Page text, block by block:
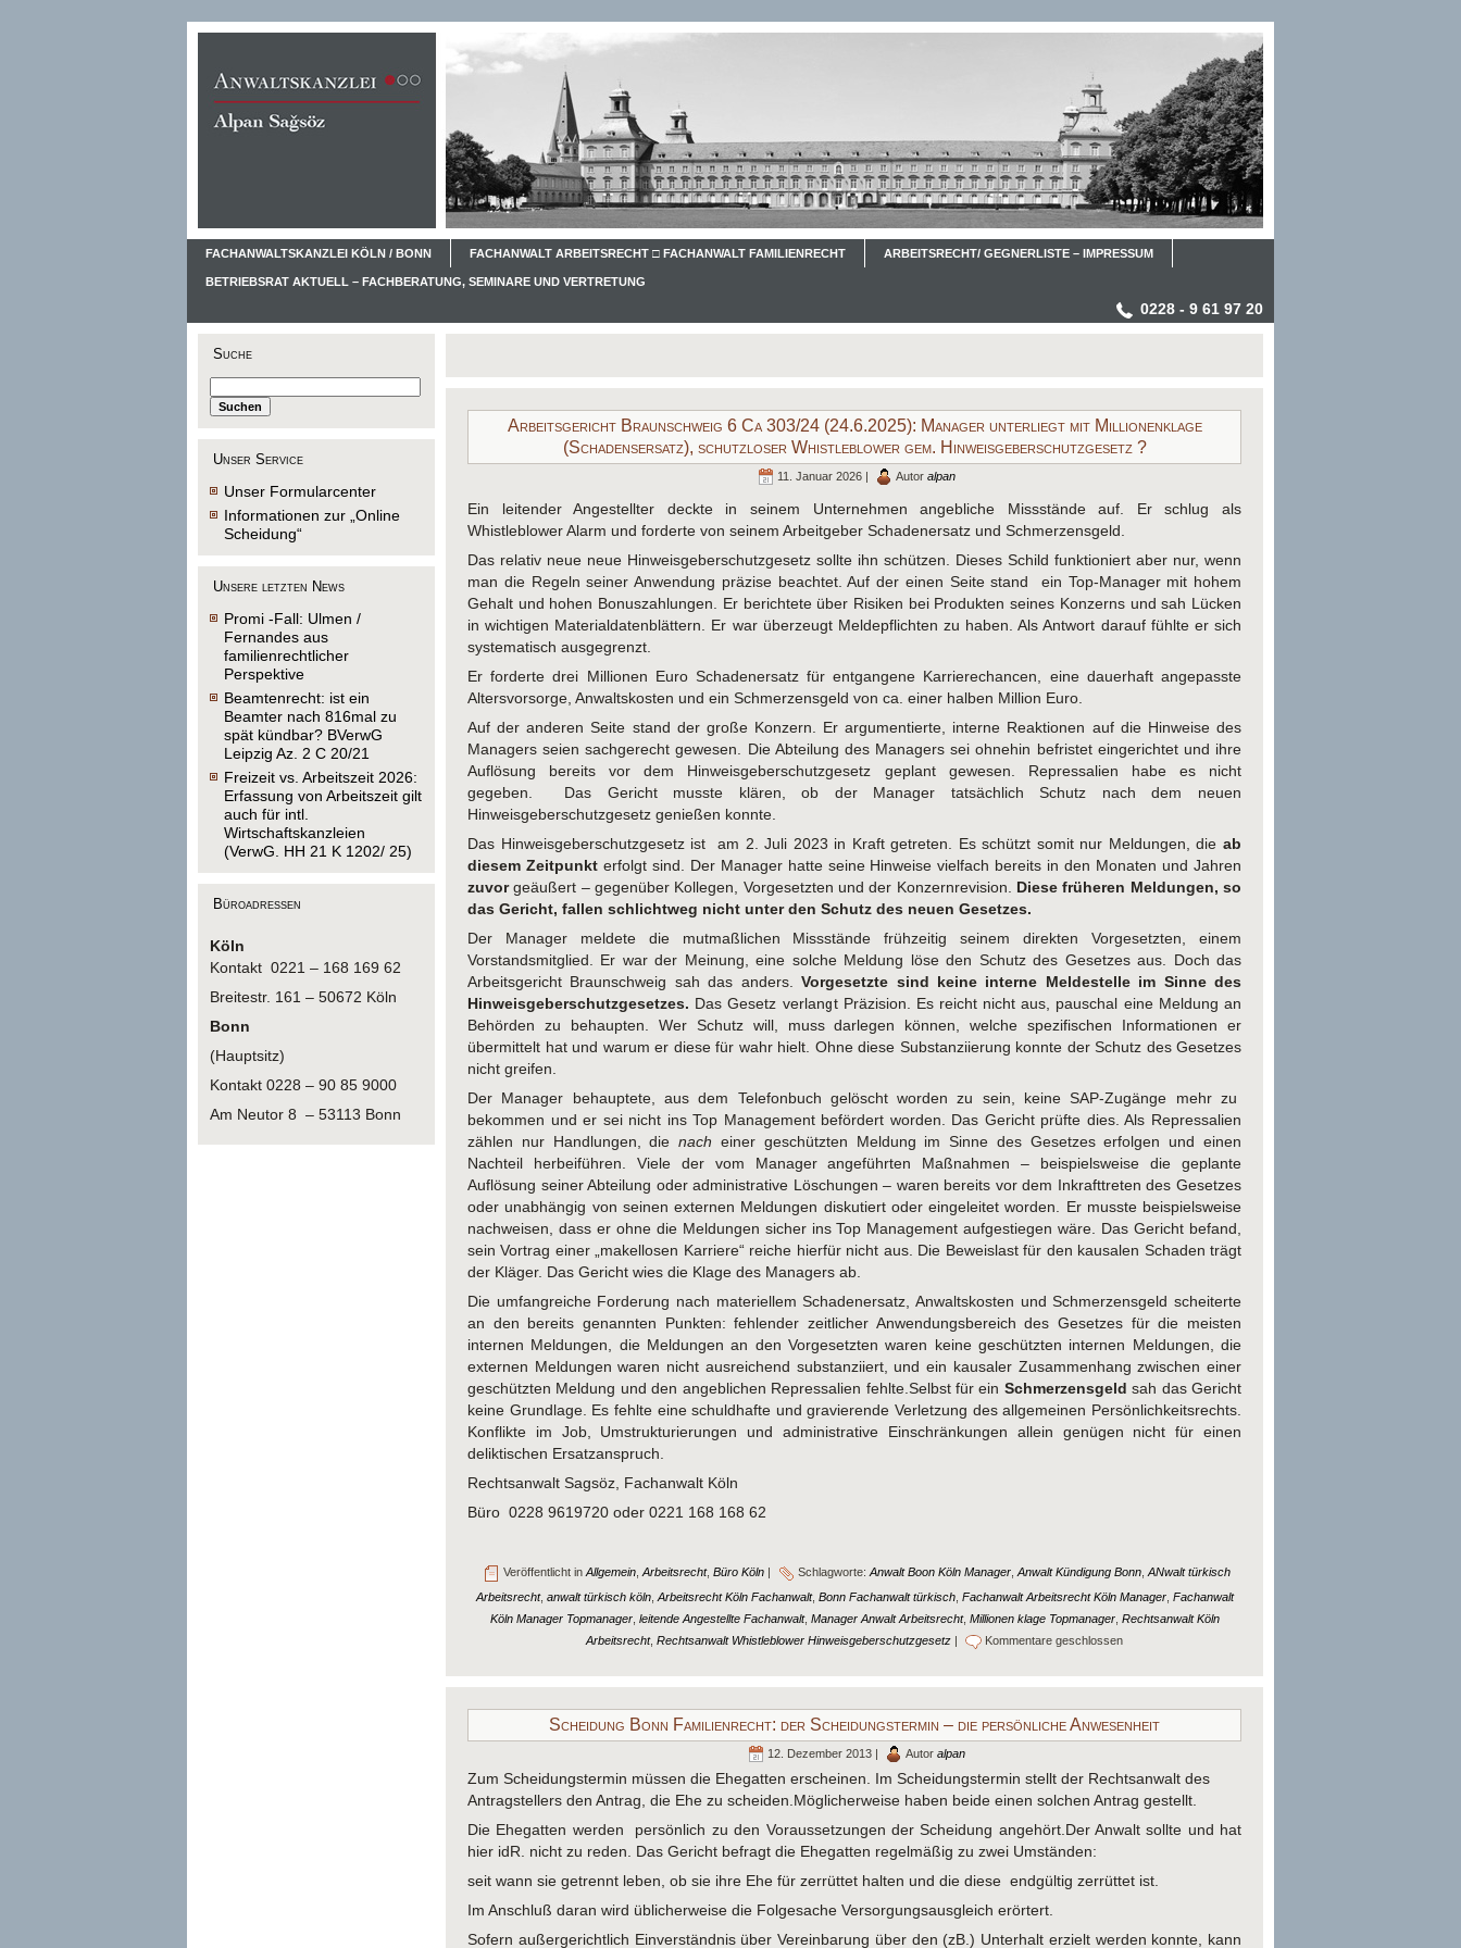
FACHANWALTSKANZLEI KÖLN / BONN FACHANWALT ARBEITSRECHT □ FACHANWALT FAMILIENRECHT ARBEITSRECHT/ GEGNERLISTE – IMPRESSUM
BETRIEBSRAT AKTUELL – FACHBERATUNG, SEMINARE UND VERTRETUNG
0228 - 9 61 97 20
Suche
Unser Service
Unser Formularcenter
Informationen zur „Online
Scheidung“
Unsere letzten News
Promi -Fall: Ulmen /
Fernandes aus
familienrechtlicher
Perspektive
Beamtenrecht: ist ein
Beamter nach 816mal zu
spät kündbar? BVerwG
Leipzig Az. 2 C 20/21
Freizeit vs. Arbeitszeit 2026:
Erfassung von Arbeitszeit gilt
auch für intl.
Wirtschaftskanzleien
(VerwG. HH 21 K 1202/ 25)
Büroadressen
Köln
Kontakt 0221 – 168 169 62
Breitestr. 161 – 50672 Köln
Bonn
(Hauptsitz)
Kontakt 0228 – 90 85 9000
Am Neutor 8 – 53113 Bonn
Arbeitsgericht Braunschweig 6 Ca 303/24 (24.6.2025): Manager unterliegt mit Millionenklage
(Schadensersatz), schutzloser Whistleblower gem. Hinweisgeberschutzgesetz ?
11. Januar 2026 | Autor alpan
Ein leitender Angestellter deckte in seinem Unternehmen angebliche Missstände auf. Er schlug als
Whistleblower Alarm und forderte von seinem Arbeitgeber Schadenersatz und Schmerzensgeld.
Das relativ neue neue Hinweisgeberschutzgesetz sollte ihn schützen. Dieses Schild funktioniert aber nur, wenn
man die Regeln seiner Anwendung präzise beachtet. Auf der einen Seite stand ein Top-Manager mit hohem
Gehalt und hohen Bonuszahlungen. Er berichtete über Risiken bei Produkten seines Konzerns und sah Lücken
in wichtigen Materialdatenblättern. Er war überzeugt Meldepflichten zu haben. Als Antwort darauf fühlte er sich
systematisch ausgegrenzt.
Er forderte drei Millionen Euro Schadenersatz für entgangene Karrierechancen, eine dauerhaft angepasste
Altersvorsorge, Anwaltskosten und ein Schmerzensgeld von ca. einer halben Million Euro.
Auf der anderen Seite stand der große Konzern. Er argumentierte, interne Reaktionen auf die Hinweise des
Managers seien sachgerecht gewesen. Die Abteilung des Managers sei ohnehin befristet eingerichtet und ihre
Auflösung bereits vor dem Hinweisgeberschutzgesetz geplant gewesen. Repressalien habe es nicht
gegeben. Das Gericht musste klären, ob der Manager tatsächlich Schutz nach dem neuen
Hinweisgeberschutzgesetz genießen konnte.
Das Hinweisgeberschutzgesetz ist am 2. Juli 2023 in Kraft getreten. Es schützt somit nur Meldungen, die ab
diesem Zeitpunkterfolgt sind. Der Manager hatte seine Hinweise vielfach bereits in den Monaten und Jahren
zuvorgeäußert – gegenüber Kollegen, Vorgesetzten und der Konzernrevision. Diese früheren Meldungen, so
das Gericht, fallen schlichtweg nicht unter den Schutz des neuen Gesetzes.
Der Manager meldete die mutmaßlichen Missstände frühzeitig seinem direkten Vorgesetzten, einem
Vorstandsmitglied. Er war der Meinung, eine solche Meldung löse den Schutz des Gesetzes aus. Doch das
Arbeitsgericht Braunschweig sah das anders.Vorgesetzte sind keine interne Meldestelle im Sinne des
Hinweisgeberschutzgesetzes. Das Gesetz verlangt Präzision. Es reicht nicht aus, pauschal eine Meldung an
Behörden zu behaupten. Wer Schutz will, muss darlegen können, welche spezifischen Informationen er
übermittelt hat und warum er diese für wahr hielt. Ohne diese Substanziierung konnte der Schutz des Gesetzes
nicht greifen.
Der Manager behauptete, aus dem Telefonbuch gelöscht worden zu sein, keine SAP-Zugänge mehr zu
bekommen und er sei nicht ins Top Management befördert worden. Das Gericht prüfte dies. Als Repressalien
zählen nur Handlungen, dienach einer geschützten Meldung im Sinne des Gesetzes erfolgen und einen
Nachteil herbeiführen. Viele der vom Manager angeführten Maßnahmen – beispielsweise die geplante
Auflösung seiner Abteilung oder administrative Löschungen – waren bereits vor dem Inkrafttreten des Gesetzes
oder unabhängig von seinen externen Meldungen diskutiert oder eingeleitet worden. Er musste beispielsweise
nachweisen, dass er ohne die Meldungen sicher ins Top Management aufgestiegen wäre. Das Gericht befand,
sein Vortrag einer „makellosen Karriere“ reiche hierfür nicht aus. Die Beweislast für den kausalen Schaden trägt
der Kläger. Das Gericht wies die Klage des Managers ab.
Die umfangreiche Forderung nach materiellem Schadenersatz, Anwaltskosten und Schmerzensgeld scheiterte
an den bereits genannten Punkten: fehlender zeitlicher Anwendungsbereich des Gesetzes für die meisten
internen Meldungen, die Meldungen an den Vorgesetzten waren keine geschützten internen Meldungen, die
externen Meldungen waren nicht ausreichend substanziiert, und ein kausaler Zusammenhang zwischen einer
geschützten Meldung und den angeblichen Repressalien fehlte.Selbst für ein Schmerzensgeld sah das Gericht
keine Grundlage. Es fehlte eine schuldhafte und gravierende Verletzung des allgemeinen Persönlichkeitsrechts.
Konflikte im Job, Umstrukturierungen und administrative Einschränkungen allein genügen nicht für einen
deliktischen Ersatzanspruch.
Rechtsanwalt Sagsöz, Fachanwalt Köln
Büro 0228 9619720 oder 0221 168 168 62
Veröffentlicht inAllgemein,Arbeitsrecht, Büro Köln| Schlagworte:Anwalt Boon Köln Manager,Anwalt Kündigung Bonn,ANwalt türkisch
Arbeitsrecht, anwalt türkisch köln, Arbeitsrecht Köln Fachanwalt, Bonn Fachanwalt türkisch, Fachanwalt Arbeitsrecht Köln Manager, Fachanwalt
Köln Manager Topmanager, leitende Angestellte Fachanwalt, Manager Anwalt Arbeitsrecht, Millionen klage Topmanager, Rechtsanwalt Köln
Arbeitsrecht, Rechtsanwalt Whistleblower Hinweisgeberschutzgesetz | Kommentare geschlossen
Scheidung Bonn Familienrecht: der Scheidungstermin – die persönliche Anwesenheit
12. Dezember 2013 | Autor alpan
Zum Scheidungstermin müssen die Ehegatten erscheinen. Im Scheidungstermin stellt der Rechtsanwalt des
Antragstellers den Antrag, die Ehe zu scheiden.Möglicherweise haben beide einen solchen Antrag gestellt.
Die Ehegatten werden persönlich zu den Voraussetzungen der Scheidung angehört.Der Anwalt sollte und hat
hier idR. nicht zu reden. Das Gericht befragt die Ehegatten regelmäßig zu zwei Umständen:
seit wann sie getrennt leben, ob sie ihre Ehe für zerrüttet halten und die diese endgültig zerrüttet ist.
Im Anschluß daran wird üblicherweise die Folgesache Versorgungsausgleich erörtert.
Sofern außergerichtlich Einverständnis über Vereinbarung über den (zB.) Unterhalt erzielt werden konnte, kann